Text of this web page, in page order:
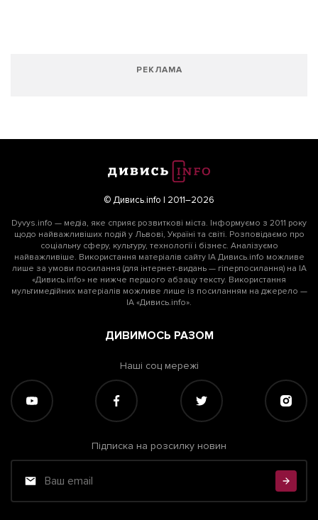
РЕКЛАМА
© Дивись.info | 2011–2026
Dyvys.info — медіа, яке сприяє розвиткові міста. Інформуємо з 2011 року
щодо найважливіших подій у Львові, Україні та світі. Розповідаємо про
соціальну сферу, культуру, технології і бізнес. Аналізуємо
найважливіше. Використання матеріалів сайту ІА Дивись.info можливе
лише за умови посилання (для інтернет-видань — гіперпосилання) на ІА
«Дивись.info» не нижче першого абзацу тексту. Використання
мультимедійних матеріалів можливе лише із посиланням на джерело —
ІА «Дивись.info».
ДИВИМОСЬ РАЗОМ
Наші соц мережі
Підписка на розсилку новин